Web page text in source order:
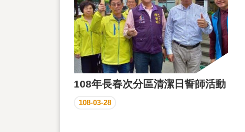
108年長春次分區清潔日誓師活動
108-03-28